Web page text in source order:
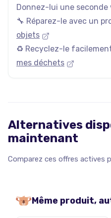
Donnez-lui une seconde
🔧 Réparez-le avec un
objets
♻️ Recyclez-le
mes déchets
Alternatives
maintenant
Comparez ces offres actives
Même produit,